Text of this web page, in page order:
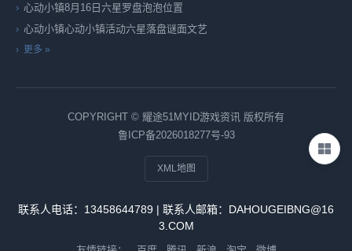
心动小镇8月16日六星罗盘泡泡位置
心动小镇心动小镇活动六星落盘谜面文艺
更多 »
COPYRIGHT © 耀途51MYID游戏资讯 版权所有
鲁ICP备2026018277号-93
XML地图
联系人电话：13458644789 | 联系人邮箱：DAHOUGEIBNG@16
3.COM